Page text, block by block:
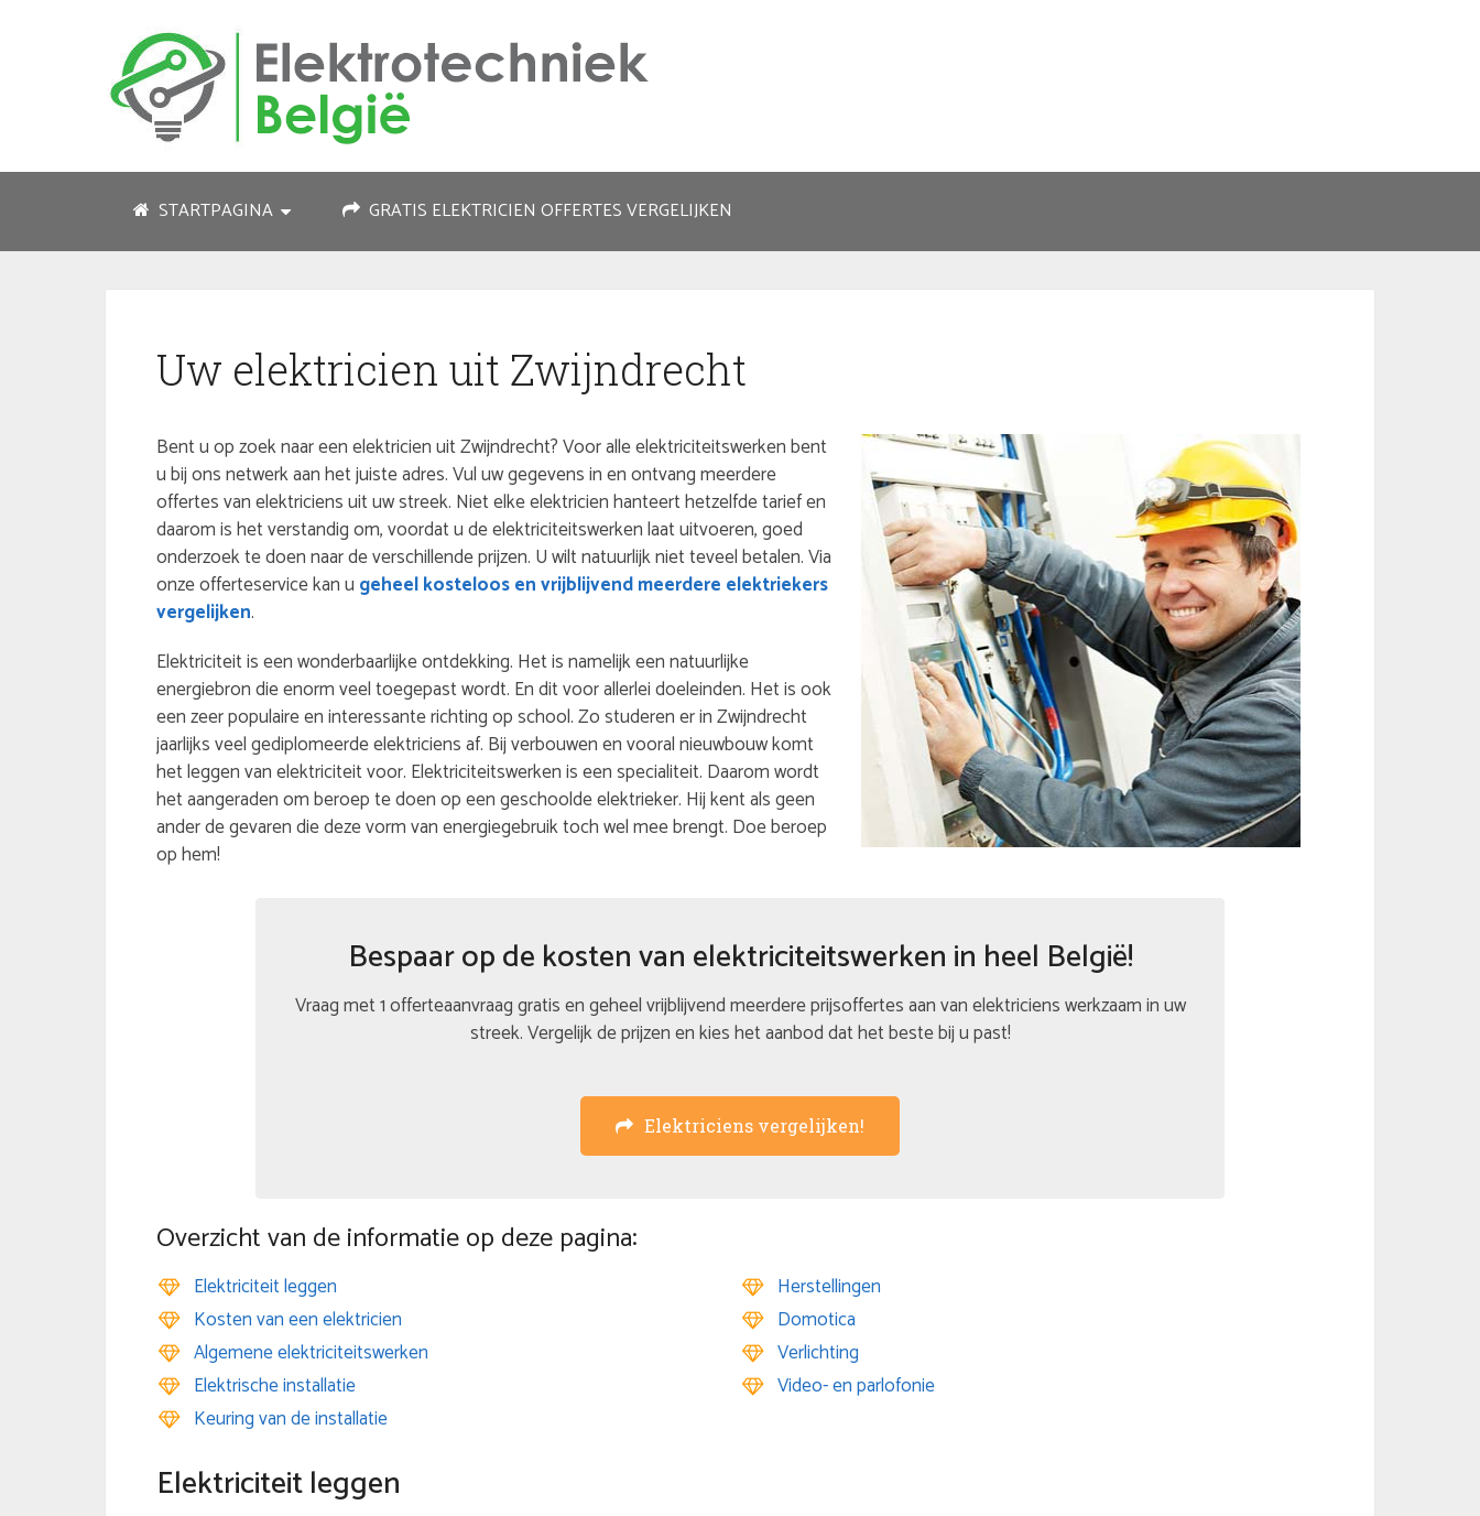
STARTPAGINA GRATIS ELEKTRICIEN OFFERTES VERGELIJKEN
Uw elektricien uit Zwijndrecht
Bent u op zoek naar een elektricien uit Zwijndrecht? Voor alle elektriciteitswerken bent
u bij ons netwerk aan het juiste adres. Vul uw gegevens in en ontvang meerdere
offertes van elektriciens uit uw streek. Niet elke elektricien hanteert hetzelfde tarief en
daarom is het verstandig om, voordat u de elektriciteitswerken laat uitvoeren, goed
onderzoek te doen naar de verschillende prijzen. U wilt natuurlijk niet teveel betalen. Via
onze offerteservice kan u geheel kosteloos en vrijblijvend meerdere elektriekers
vergelijken.
Elektriciteit is een wonderbaarlijke ontdekking. Het is namelijk een natuurlijke
energiebron die enorm veel toegepast wordt. En dit voor allerlei doeleinden. Het is ook
een zeer populaire en interessante richting op school. Zo studeren er in Zwijndrecht
jaarlijks veel gediplomeerde elektriciens af. Bij verbouwen en vooral nieuwbouw komt
het leggen van elektriciteit voor. Elektriciteitswerken is een specialiteit. Daarom wordt
het aangeraden om beroep te doen op een geschoolde elektrieker. Hij kent als geen
ander de gevaren die deze vorm van energiegebruik toch wel mee brengt. Doe beroep
op hem!
Bespaar op de kosten van elektriciteitswerken in heel België!
Vraag met 1 offerteaanvraag gratis en geheel vrijblijvend meerdere prijsoffertes aan van elektriciens werkzaam in uw
streek. Vergelijk de prijzen en kies het aanbod dat het beste bij u past!
Elektriciens vergelijken!
Overzicht van de informatie op deze pagina:
Elektriciteit leggen
Kosten van een elektricien
Algemene elektriciteitswerken
Elektrische installatie
Keuring van de installatie
Herstellingen
Domotica
Verlichting
Video- en parlofonie
Elektriciteit leggen